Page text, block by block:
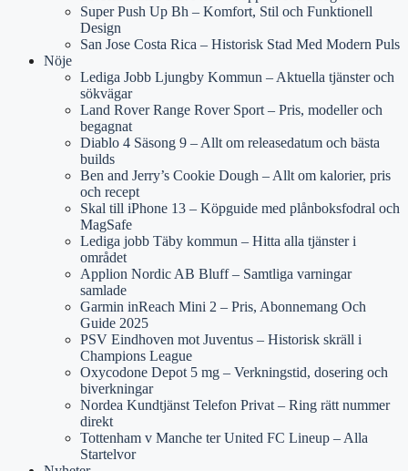
Super Push Up Bh – Komfort, Stil och Funktionell
Design
San Jose Costa Rica – Historisk Stad Med Modern Puls
Nöje
Lediga Jobb Ljungby Kommun – Aktuella tjänster och
sökvägar
Land Rover Range Rover Sport – Pris, modeller och
begagnat
Diablo 4 Säsong 9 – Allt om releasedatum och bästa
builds
Ben and Jerry’s Cookie Dough – Allt om kalorier, pris
och recept
Skal till iPhone 13 – Köpguide med plånboksfodral och
MagSafe
Lediga jobb Täby kommun – Hitta alla tjänster i
området
Applion Nordic AB Bluff – Samtliga varningar
samlade
Garmin inReach Mini 2 – Pris, Abonnemang Och
Guide 2025
PSV Eindhoven mot Juventus – Historisk skräll i
Champions League
Oxycodone Depot 5 mg – Verkningstid, dosering och
biverkningar
Nordea Kundtjänst Telefon Privat – Ring rätt nummer
direkt
Tottenham v Manche ter United FC Lineup – Alla
Startelvor